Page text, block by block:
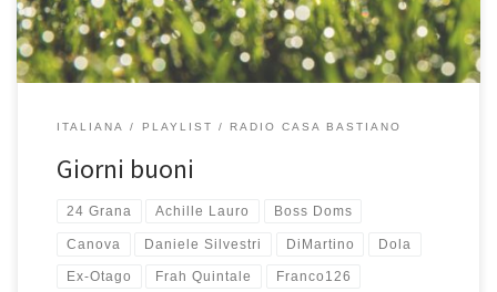
ITALIANA PLAYLIST RADIO CASA BASTIANO
Giorni buoni
24 Grana Achille Lauro Boss Doms
Canova Daniele Silvestri DiMartino Dola
Ex-Otago Frah Quintale Franco126